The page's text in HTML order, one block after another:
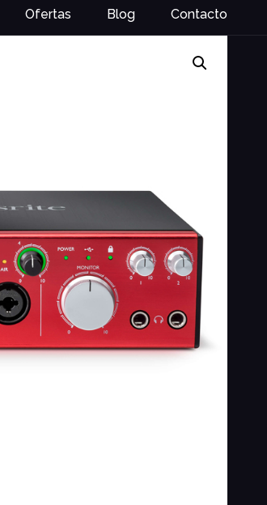
Ofertas Blog Contacto